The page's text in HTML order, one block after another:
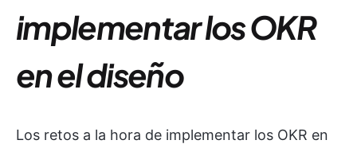
implementar los OKR
en el diseño
Los retos a la hora de implementar los OKR en